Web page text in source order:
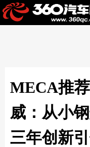
MECA推
威：从小
三年创新